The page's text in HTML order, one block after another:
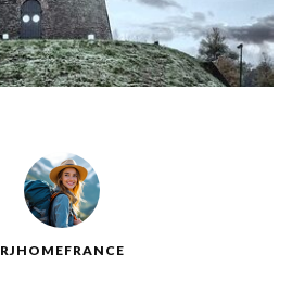
RJHOMEFRANCE